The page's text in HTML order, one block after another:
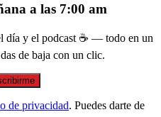
a las 7:00 am
día y el podcast ☕ — todo en un
de baja con un clic.
de privacidad. Puedes darte de